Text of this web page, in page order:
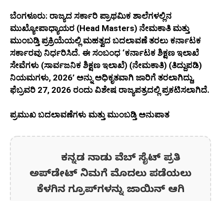
ಬೆಂಗಳೂರು: ರಾಜ್ಯದ ಸರ್ಕಾರಿ ಪ್ರಾಥಮಿಕ ಶಾಲೆಗಳಲ್ಲಿನ
ಮುಖ್ಯೋಪಾಧ್ಯಾಯರ (Head Masters) ನೇಮಕಾತಿ ಮತ್ತು
ಮುಂಬಡ್ತಿ ಪ್ರಕ್ರಿಯೆಯಲ್ಲಿ ಮಹತ್ವದ ಬದಲಾವಣೆ ತರಲು ಕರ್ನಾಟಕ
ಸರ್ಕಾರವು ನಿರ್ಧರಿಸಿದೆ. ಈ ಸಂಬಂಧ ‘ಕರ್ನಾಟಕ ಶಿಕ್ಷಣ ಇಲಾಖೆ
ಸೇವೆಗಳು (ಸಾರ್ವಜನಿಕ ಶಿಕ್ಷಣ ಇಲಾಖೆ) (ನೇಮಕಾತಿ) (ತಿದ್ದುಪಡಿ)
ನಿಯಮಗಳು, 2026’ ಅನ್ನು ಅಧಿಕೃತವಾಗಿ ಜಾರಿಗೆ ತರಲಾಗಿದ್ದು,
ಫೆಬ್ರವರಿ 27, 2026 ರಂದು ವಿಶೇಷ ರಾಜ್ಯಪತ್ರದಲ್ಲಿ ಪ್ರಕಟಿಸಲಾಗಿದೆ.
ಪ್ರಮುಖ ಬದಲಾವಣೆಗಳು ಮತ್ತು ಮುಂಬಡ್ತಿ ಅನುಪಾತ
ಕನ್ನಡ ನಾಡು ವೆಬ್ ಸೈಟ್ ಪ್ರತಿ
ಅಪ್‌ಡೇಟ್‌ ನಿಮಗೆ ಮೊದಲು ಪಡೆಯಲು
ಕೆಳಗಿನ ಗ್ರೂಪ್‌ಗಳನ್ನು ಜಾಯಿನ್ ಆಗಿ